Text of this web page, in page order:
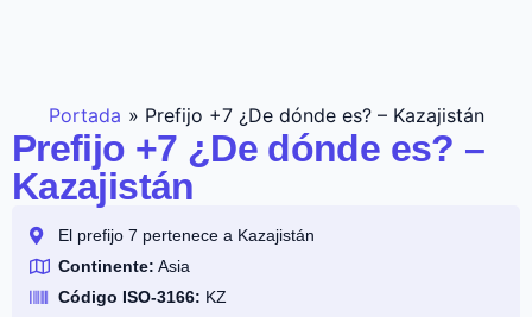
Portada » Prefijo +7 ¿De dónde es? – Kazajistán
Prefijo +7 ¿De dónde es? –
Kazajistán
El prefijo 7 pertenece a Kazajistán
Continente: Asia
Código ISO-3166: KZ